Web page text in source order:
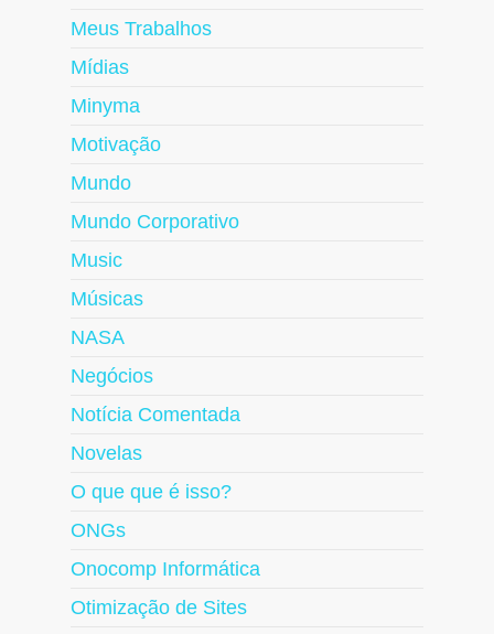
Meus Trabalhos
Mídias
Minyma
Motivação
Mundo
Mundo Corporativo
Music
Músicas
NASA
Negócios
Notícia Comentada
Novelas
O que que é isso?
ONGs
Onocomp Informática
Otimização de Sites